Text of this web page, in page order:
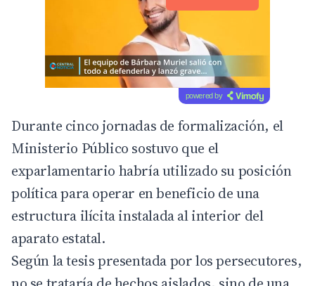
powered by
Durante cinco jornadas de formalización, el
Ministerio Público sostuvo que el
exparlamentario habría utilizado su posición
política para operar en beneficio de una
estructura ilícita instalada al interior del
aparato estatal.
Según la tesis presentada por los persecutores,